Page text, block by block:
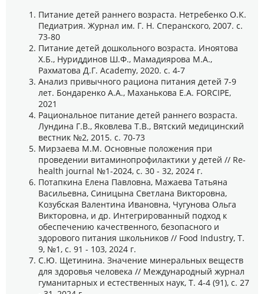
Питание детей раннего возраста. Нетребенко О.К.
Педиатрия. Журнал им. Г. Н. Сперанского, 2007. с.
73-80
Питание детей дошкольного возраста. Иноятова
Х.Б., Нуриддинов Ш.Ф., Мамадиярова М.А.,
Рахматова Д.Г. Academy, 2020. с. 4-7
Анализ привычного рациона питания детей 7-9
лет. Бондаренко А.А., Маханькова Е.А. FORCIPE,
2021
Рациональное питание детей раннего возраста.
Лундина Г.В., Яковлева Т.В., Вятский медицинский
вестник №2, 2015. с. 70-73
Мирзаева М.М. Основные положения при
проведении витаминопрофилактики у детей // Re-
health journal №1-2024, с. 30 - 32, 2024 г.
Потапкина Елена Павловна, Мажаева Татьяна
Васильевна, Синицына Светлана Викторовна,
Козубская Валентина Ивановна, Чугунова Ольга
Викторовна, и др. Интегрированный подход к
обеспечению качественного, безопасного и
здорового питания школьников // Food Industry, Т.
9, №1, с. 91 - 103, 2024 г.
С.Ю. Щетинина. Значение минеральных веществ
для здоровья человека // Международный журнал
гуманитарных и естественных наук, Т. 4-4 (91), с. 27